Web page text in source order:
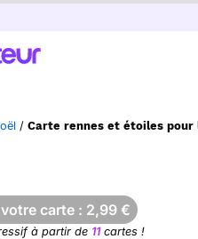
/ Carte rennes et étoiles pour
carte : 2,99 €
à partir de 11cartes !